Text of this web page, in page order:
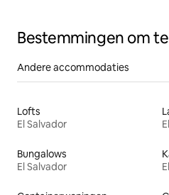
Bestemmingen om
Andere accommodaties
Lofts
El Salvador
Bungalows
El Salvador